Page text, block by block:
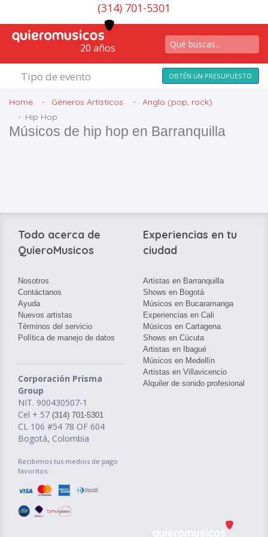
(314) 701-5301
20 años
Tipo de evento OBTÉN UN PRESUPUESTO
Home Géneros Artísticos
Anglo (pop, rock)
Hip Hop
Músicos de hip hop en Barranquilla
Todo acerca de
QuieroMusicos
Nosotros
Contáctanos
Ayuda
Nuevos artistas
Términos del servicio
Política de manejo de datos
Corporación Prisma
Group
NIT. 900430507-1
Cel + 57 (314) 701-5301
CL 106 #54 78 OF 604
Bogotá, Colombia
Recibimos tus medios de pago
favoritos:
Experiencias en tu
ciudad
Artistas en Barranquilla
Shows en Bogotá
Músicos en Bucaramanga
Experiencias en Cali
Músicos en Cartagena
Shows en Cúcuta
Artistas en Ibagué
Músicos en Medellín
Artistas en Villavicencio
Alquiler de sonido profesional